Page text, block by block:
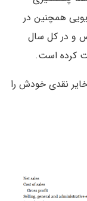
همچنین در
خالص و در کل سال
نقدی خودش را